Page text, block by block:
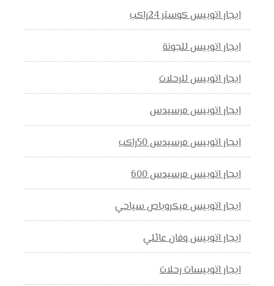
ايجار اتوبيس كوستر 24راكب
ايجار اتوبيس للجونة
ايجار اتوبيس للرحلات
ايجار اتوبيس مرسيدس
ايجار اتوبيس مرسيدس 50راكب
ايجار اتوبيس مرسيدس 600
ايجار اتوبيس ميكروباص سياحي
ايجار اتوبيس وفان عائلي
ايجار اتوبيسات رحلات